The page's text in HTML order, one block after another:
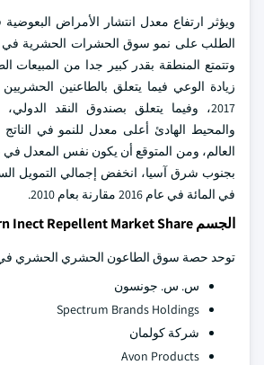
ويؤثر ارتفاع معدل انتشار الأمراض
الطلب على نمو سوق الحشرات الحشرية في
وتتمتع المنطقة بقدر كبير جدا من المبيعات
زيادة الوعي فيما يتعلق بالطاعنين
2017، وفيما يتعلق بصندوق النقد
والمحيط الهادئ أعلى معدل للنمو في
في المائة في عام 2016 مقارنة بعام 2010.
الجسم Worn Inect Repellent Market Share
توحد حصة سوق الطاعون الحشري الحشري في
س. س. جونسون
Spectrum Brands Holdings
شركة كولمان
Avon Products